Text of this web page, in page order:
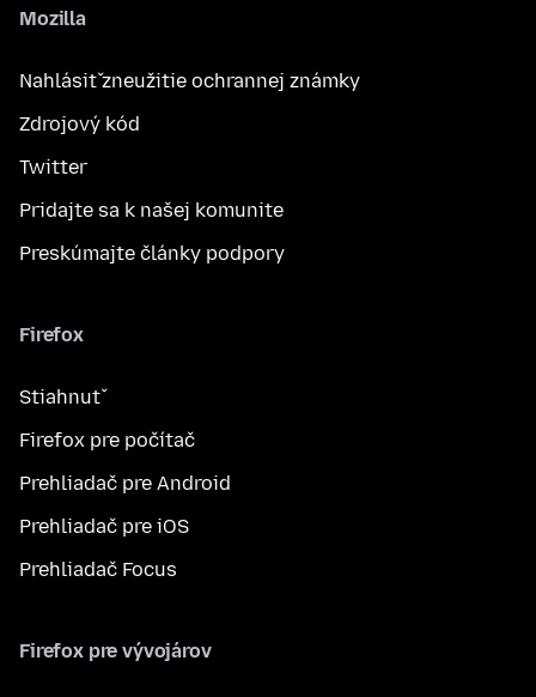
Mozilla
Nahlásiť zneužitie ochrannej známky
Zdrojový kód
Twitter
Pridajte sa k našej komunite
Preskúmajte články podpory
Firefox
Stiahnuť
Firefox pre počítač
Prehliadač pre Android
Prehliadač pre iOS
Prehliadač Focus
Firefox pre vývojárov